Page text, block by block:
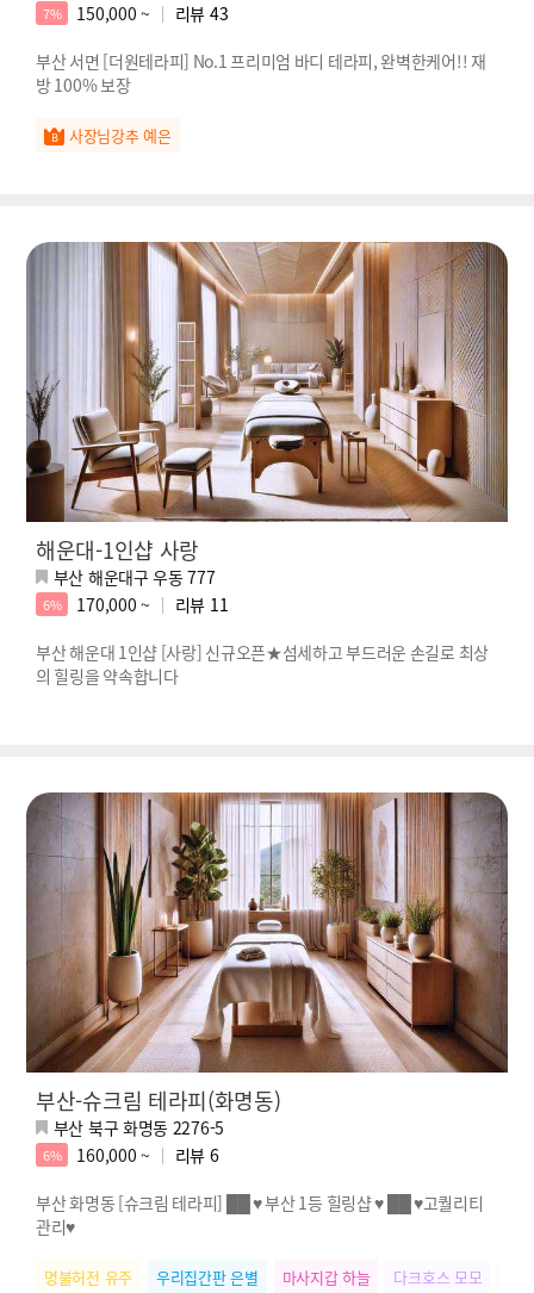
7% 150,000 ~ 리뷰 43
부산 서면 [더원테라피] No.1 프리미엄 바디 테라피, 완벽한케어!! 재
방 100% 보장
사장님강추 예은
해운대-1인샵 사랑
부산 해운대구 우동 777
6% 170,000 ~ 리뷰 11
부산 해운대 1인샵 [사랑] 신규오픈★섬세하고 부드러운 손길로 최상
의 힐링을 약속합니다
부산-슈크림 테라피(화명동)
부산 북구 화명동 2276-5
6% 160,000 ~ 리뷰 6
부산 화명동 [슈크림 테라피] ██ ♥ 부산 1등 힐링샵 ♥ ██ ♥고퀄리티
관리♥
명불허전 유주 우리집간판 은별 마사지갑 하늘 다크호스 모모